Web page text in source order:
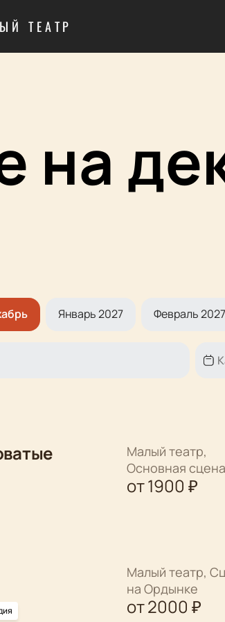
ТЕАТР
на
Январь 2027 Февраль 2027
Малый театр,
Основная сцена
от1900 ₽
Малый театр,
на Ордынке
от2000 ₽